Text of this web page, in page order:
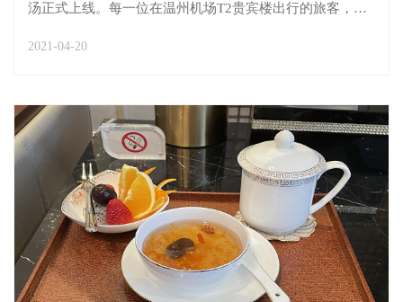
汤正式上线。每一位在温州机场T2贵宾楼出行的旅客，都
尖上的贵宾”的一项重磅产品。甜汤研发前期，贵宾公司服
2021-04-20